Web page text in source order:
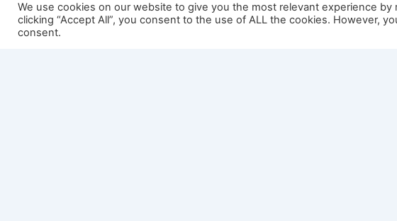
2501:
We use cookies on our website to give you the most relevant experience
clicking “Accept All”, you consent to the use of ALL the cookies. However,
consent.